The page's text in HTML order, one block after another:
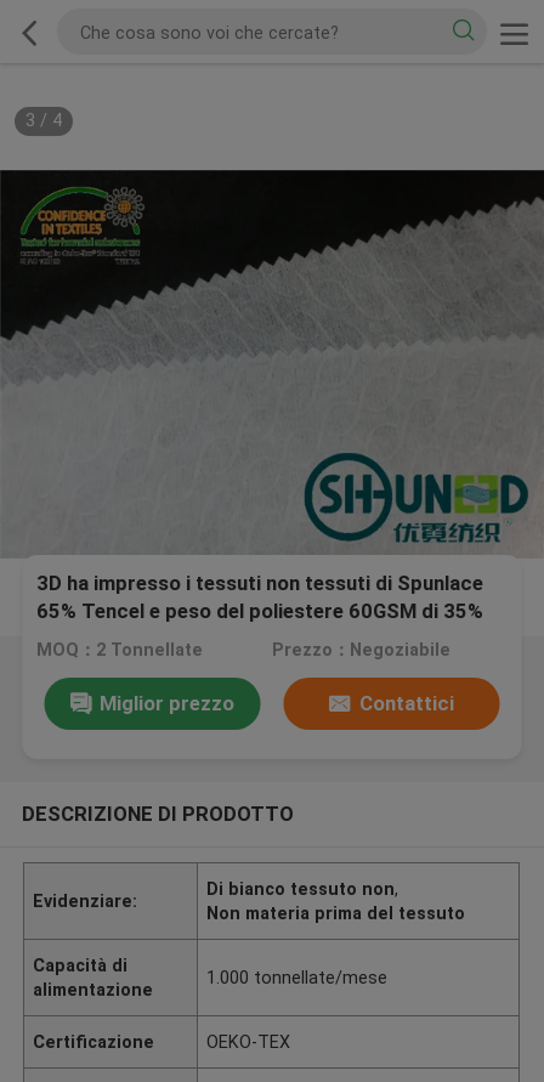
3 / 4
3D ha impresso i tessuti non tessuti di Spunlace
65% Tencel e peso del poliestere 60GSM di 35%
MOQ：2 Tonnellate Prezzo：Negoziabile
Miglior prezzo Contattici
DESCRIZIONE DI PRODOTTO
Evidenziare:
Di bianco tessuto non,
Non materia prima del tessuto
Capacità di
alimentazione
1.000 tonnellate/mese
Certificazione OEKO-TEX